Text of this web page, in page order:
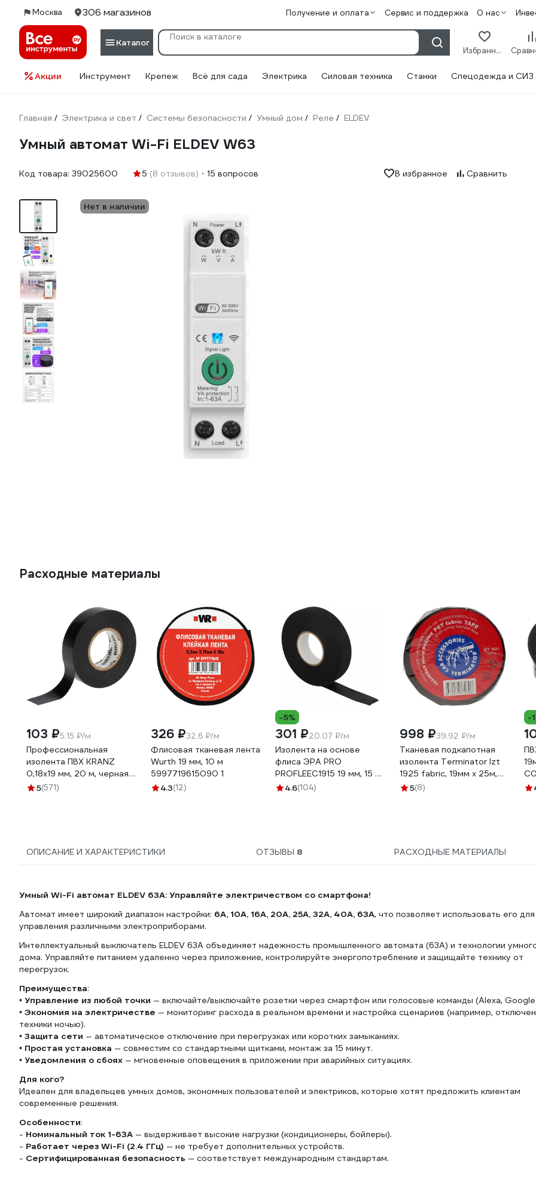
Москва 306 магазинов Получение и оплата Сервис и поддержка О нас
Каталог
Избранное
Акции Инструмент Крепеж Всё для сада Электрика Силовая техника Станки Спецодежда и СИЗ
Главная / Электрика и свет / Системы безопасности / Умный дом / Реле / ELDEV
Умный автомат Wi-Fi ELDEV W63
Код товара: 39025600 5 (8 отзывов) 15 вопросов В избранное Сравнить
Нет в наличии
Расходные материалы
103 ₽5.15 ₽/м
Профессиональная
изолента ПВХ KRANZ
0,18х19 мм, 20 м, черная
KR-09-2806
5(571)
326 ₽32.6 ₽/м
Флисовая тканевая лента
Wurth 19 мм, 10 м
5997719615090 1
4.3(12)
-5%
301 ₽20.07 ₽/м
Изолента на основе
флиса ЭРА PRO
PROFLEEC1915 19 мм, 15 м,
0,3 мм, черная Б0057181
4.6(104)
998 ₽39.92 ₽/м
Тканевая подкапотная
изолента Terminator Izt
1925 fabric, 19мм х 25м,
толщина 0,25мм
5(8)
-
ОПИСАНИЕ И ХАРАКТЕРИСТИКИ ОТЗЫВЫ 8 РАСХОДНЫЕ МАТЕРИАЛЫ
Умный Wi-Fi автомат ELDEV 63А: Управляйте электричеством со смартфона!
Автомат имеет широкий диапазон настройки: 6А, 10А, 16А, 20А, 25А, 32А, 40А, 63А, что позволяет использовать его для
управления различными электроприборами.
Интеллектуальный выключатель ELDEV 63А объединяет надежность промышленного автомата (63А) и технологии
дома. Управляйте питанием удаленно через приложение, контролируйте энергопотребление и защищайте технику от
перегрузок.
Преимущества:
• Управление из любой точки — включайте/выключайте розетки через смартфон или голосовые команды (Alexa,
• Экономия на электричестве — мониторинг расхода в реальном времени и настройка сценариев (например,
техники ночью).
• Защита сети — автоматическое отключение при перегрузках или коротких замыканиях.
• Простая установка — совместим со стандартными щитками, монтаж за 15 минут.
• Уведомления о сбоях — мгновенные оповещения в приложении при аварийных ситуациях.
Для кого?
Идеален для владельцев умных домов, экономных пользователей и электриков, которые хотят предложить клиентам
современные решения.
Особенности:
- Номинальный ток 1-63А — выдерживает высокие нагрузки (кондиционеры, бойлеры).
- Работает через Wi-Fi (2.4 ГГц) — не требует дополнительных устройств.
- Сертифицированная безопасность — соответствует международным стандартам.